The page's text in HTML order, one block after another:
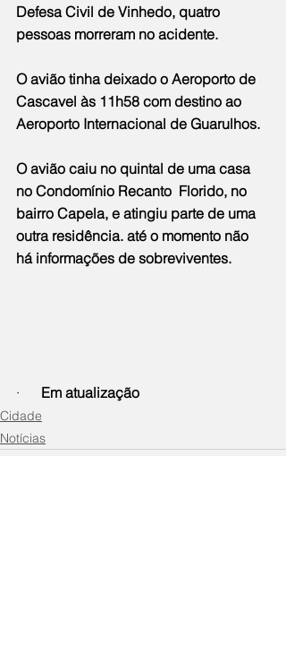
Defesa Civil de Vinhedo, quatro
pessoas morreram no acidente.
O avião tinha deixado o Aeroporto de
Cascavel às 11h58 com destino ao
Aeroporto Internacional de Guarulhos.
O avião caiu no quintal de uma casa
no Condomínio Recanto  Florido, no
bairro Capela, e atingiu parte de uma
outra residência. até o momento não
há informações de sobreviventes.
· Em atualização
Cidade
Notícias